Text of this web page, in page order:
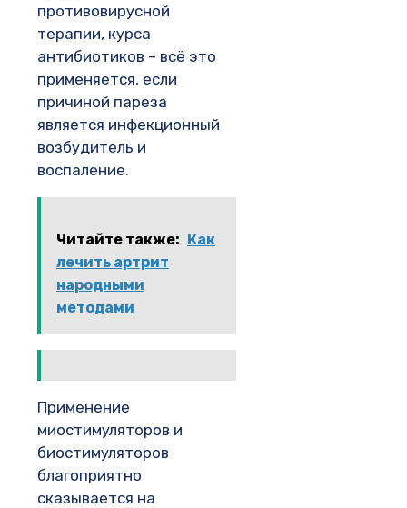
противовирусной
терапии, курса
антибиотиков – всё это
применяется, если
причиной пареза
является инфекционный
возбудитель и
воспаление.
Читайте также: Как
лечить артрит
народными
методами
Применение
миостимуляторов и
биостимуляторов
благоприятно
сказывается на